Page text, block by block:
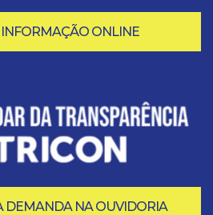
ONLINE
DEMANDA NA OUVIDORIA